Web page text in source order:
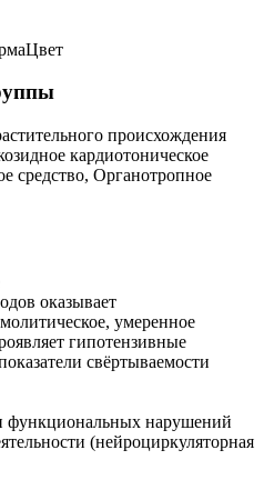
происхождения
кардиотоническое
средство, Органотропное
оказывает
умеренное
гипотензивные
свёртываемости
функциональных нарушений
(нейроциркуляторная